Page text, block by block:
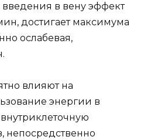
введения в вену эффект
достигает максимума
ослабевая,
влияют на
энергии в
непосредственно